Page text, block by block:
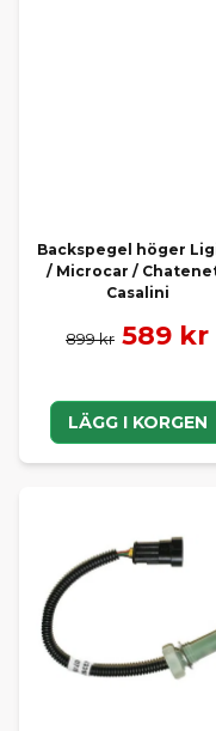
Backspegel höger
/ Microcar /
Casalini
899 kr 589 kr
LÄGG I KORGEN